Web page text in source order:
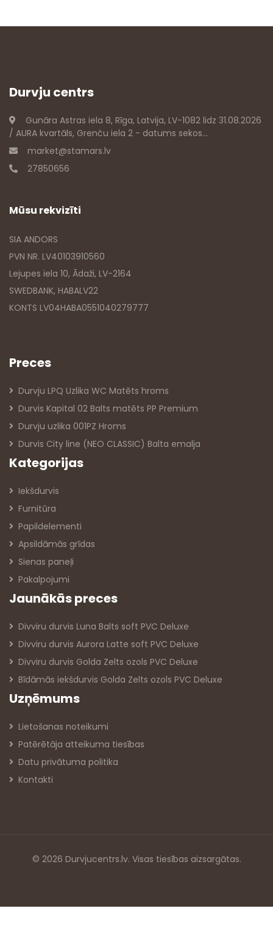
Durvju centrs
Gunāra Astras iela 8, Rīga, Latvija, LV-1082 lidz 31.08.2026
/ AURA kvartāls, Grenču iela 2 - datums sekos...
market@stamars.lv
27850656
Mūsu rekvizīti
SIA ANDORS
PVN NR. LV40103910560
Lejupes iela 10, Ādaži, LV-2164
SWEDBANK, HABALV22
KONTS LV04HABA0551040279777
Preces
Durvju LPQ Uzlika WC Matēts hroms
Durvis Kapital 02 Balts matēts PP Premium
Durvju uzlika 001PZ Hroms
Durvis City line (NEO CLASSIC) Balta emalja
Kategorijas
Iekšdurvis
Furnitūra
Papildelementi
Apsildāmās grīdas
Sienas paneļi
Pakalpojumi
Jaunākās preces
Divviru durvis Luna Balts soft PVC Deluxe
Divviru durvis Aurora Latte soft PVC Deluxe
Divviru durvis Golda Zelts ozols PVC Deluxe
Bīdāmās iekšdurvis Golda Zelts ozols PVC Deluxe
Uzņēmums
Lietošanas noteikumi
Patērētāja atteikuma tiesības
Datu privātuma politika
Kontakti
© 2026 Durvjucentrs.lv. Visas tiesības aizsargātas.